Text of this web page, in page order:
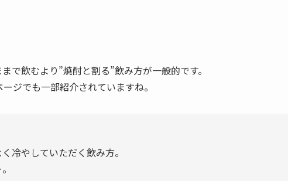
で飲むより”焼酎と割る”飲み方が一般的です。
ジでも一部紹介されていますね。
冷やしていただく飲み方。